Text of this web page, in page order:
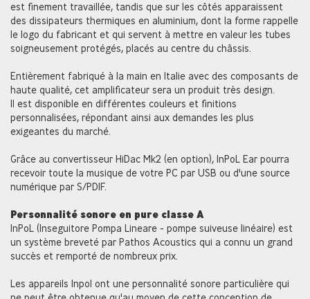
est finement travaillée, tandis que sur les côtés apparaissent
des dissipateurs thermiques en aluminium, dont la forme rappelle
le logo du fabricant et qui servent à mettre en valeur les tubes
soigneusement protégés, placés au centre du châssis.
Entièrement fabriqué à la main en Italie avec des composants de
haute qualité, cet amplificateur sera un produit très design.
Il est disponible en différentes couleurs et finitions
personnalisées, répondant ainsi aux demandes les plus
exigeantes du marché.
Grâce au convertisseur HiDac Mk2 (en option), InPoL Ear pourra
recevoir toute la musique de votre PC par USB ou d'une source
numérique par S/PDIF.
Personnalité sonore en pure classe A
InPoL (Inseguitore Pompa Lineare - pompe suiveuse linéaire) est
un système breveté par Pathos Acoustics qui a connu un grand
succès et remporté de nombreux prix.
Les appareils Inpol ont une personnalité sonore particulière qui